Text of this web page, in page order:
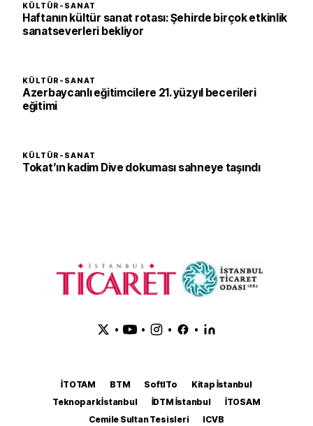
KÜLTÜR-SANAT
Haftanın kültür sanat rotası: Şehirde birçok etkinlik
sanatseverleri bekliyor
KÜLTÜR-SANAT
Azerbaycanlı eğitimcilere 21. yüzyıl becerileri
eğitimi
KÜLTÜR-SANAT
Tokat’ın kadim Dive dokuması sahneye taşındı
• • • •
İTOTAM BTM SoftITo
Kitap İstanbul
Teknopark İstanbul
İDTM İstanbul
İTOSAM
Cemile Sultan Tesisleri
ICVB